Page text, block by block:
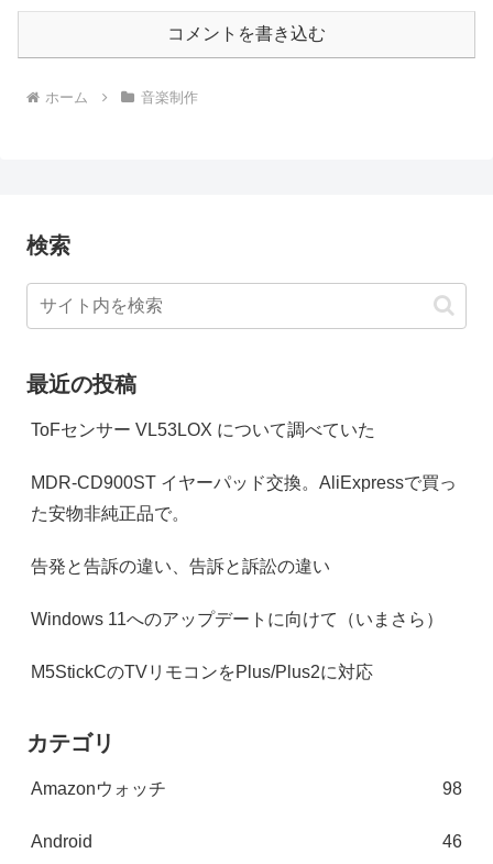
コメントを書き込む
ホーム 音楽制作
検索
最近の投稿
ToFセンサー VL53LOX について調べていた
MDR-CD900ST イヤーパッド交換。AliExpressで買っ
た安物非純正品で。
告発と告訴の違い、告訴と訴訟の違い
Windows 11へのアップデートに向けて（いまさら）
M5StickCのTVリモコンをPlus/Plus2に対応
カテゴリ
Amazonウォッチ 98
Android 46